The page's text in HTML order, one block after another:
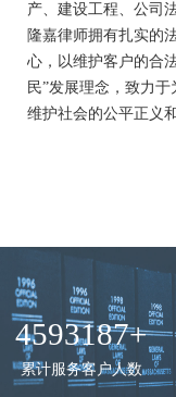
产、建设工程、公司
隆嘉律师拥有扎实的
心， 以维护客户的合
民”发展理念，致力于
维护社会的公平正义
4593187+
累计服务客户人数